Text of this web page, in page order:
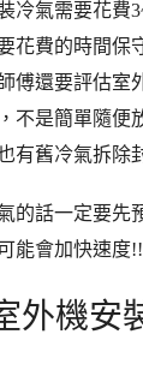
冷氣需要花費
花費的時間保
傅還要評估室
不是簡單隨便
有舊冷氣拆除
的話一定要先
能會加快速度
外機安